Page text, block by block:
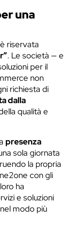
una
riservata
. Le società — e
per il
non
richiesta di
dalla
qualità e
presenza
sola giornata
la propria
con gli
ha
e soluzioni
modo più